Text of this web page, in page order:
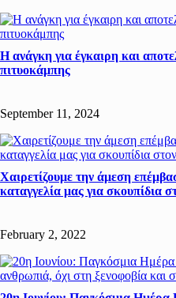
Η ανάγκη για έγκαιρη και
πιτυοκάμπης
September 11, 2024
Χαιρετίζουμε την άμεση
καταγγελία μας για σκουπίδια
February 2, 2022